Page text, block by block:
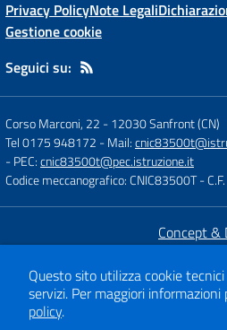
Privacy PolicyNote Legali
Gestione cookie
Seguici su:
Corso Marconi, 22 -12030 Sanfront (CN)
Tel 0175 948172 - Mail:
- PEC:cnic83500t@pec.istruzione.it
Codice meccanografico: CNIC83500T-
Concept &
Questo sito utilizza cookie
servizi. Per maggiori informazioni
policy.